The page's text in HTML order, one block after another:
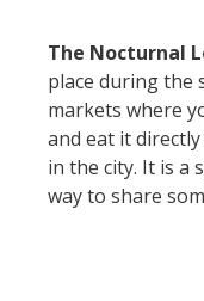
El castillo y jardín de
Bournazel
El castillo de
La cripta de Auzits
Visitas y
Camping-
Recetas y
productos
The Nocturnal
place during the
markets where
and eat it
in the city. It is a
way to share